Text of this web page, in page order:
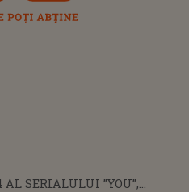
SERIALULUI ”YOU”,